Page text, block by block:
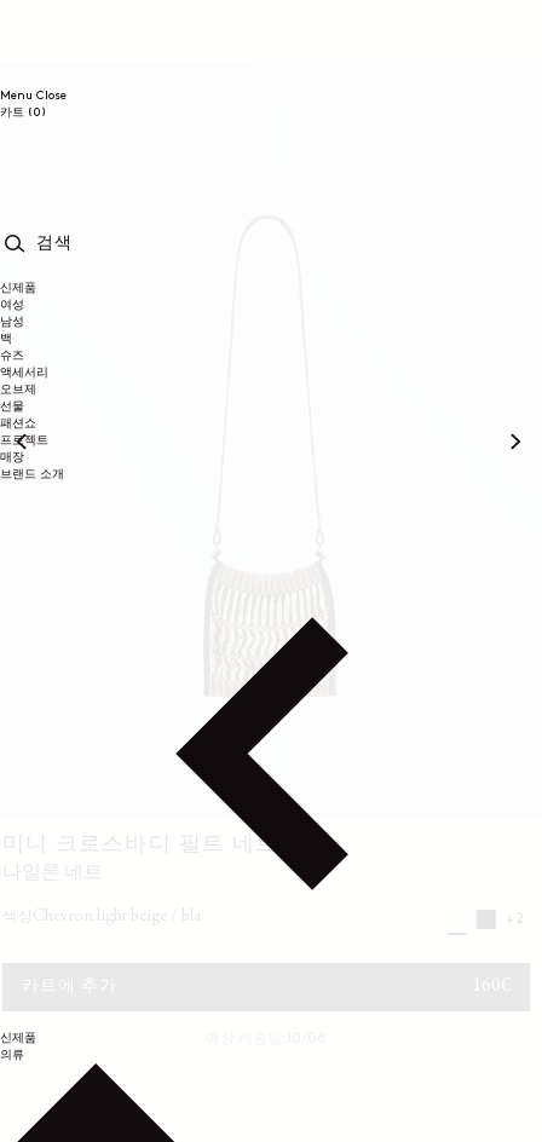
Menu Close
카트 (0)
신제품
여성
남성
백
슈즈
액세서리
오브제
선물
패션쇼
프로젝트
매장
브랜드 소개
신제품
의류
미니 크로스바디 필트 네트 백
나일론 네트
chevron light beige / bla +2